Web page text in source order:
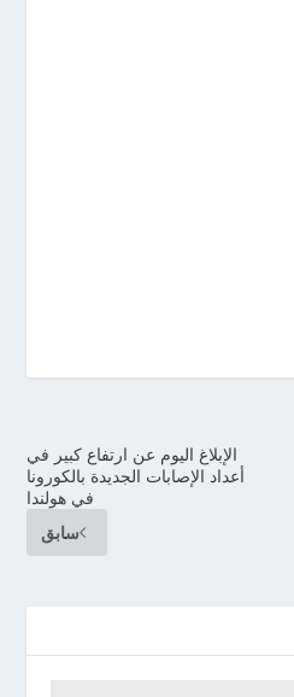
الإبلاغ اليوم عن ارتفاع كبير في
أعداد الإصابات الجديدة بالكورونا
في هولندا
سابق